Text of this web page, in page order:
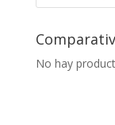
No hay